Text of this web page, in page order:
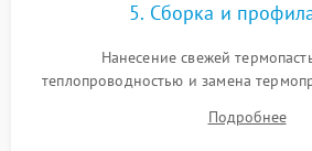
5. Сборка и
Нанесение свежей
теплопроводностью и замена
шлейфов, модулей памяти иПодробнее